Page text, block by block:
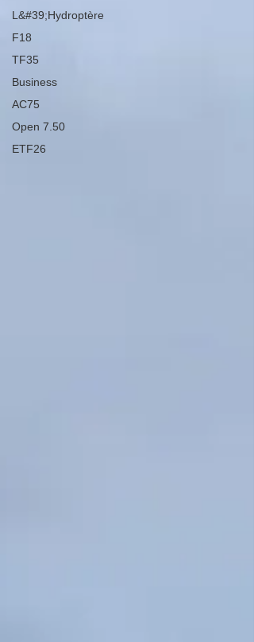
L&#39;Hydroptère
F18
TF35
Business
AC75
Open 7.50
ETF26